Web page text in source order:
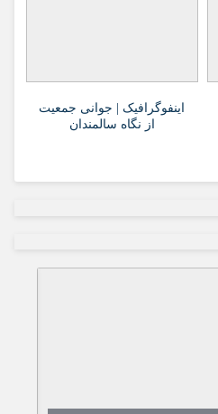
اینفوگرافیک | جوانی جمعیت
از نگاه سالمندان